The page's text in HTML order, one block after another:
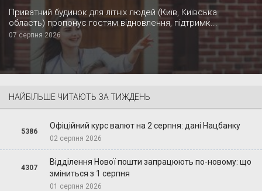
Приватний будинок для літніх людей (Київ, Київська
область) пропонує гостям відновлення, підтримк...
07 серпня 2026
НАЙБІЛЬШЕ ЧИТАЮТЬ ЗА ТИЖДЕНЬ
5386
Офіційний курс валют на 2 серпня: дані Нацбанку
02 серпня 2026
4307
Відділення Нової пошти запрацюють по-новому: що
зміниться з 1 серпня
01 серпня 2026